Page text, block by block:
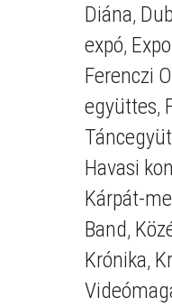
Diána,
expó,
Ferenczi
együttes,
Havasi
Kárpát-
Band,
Krónika,